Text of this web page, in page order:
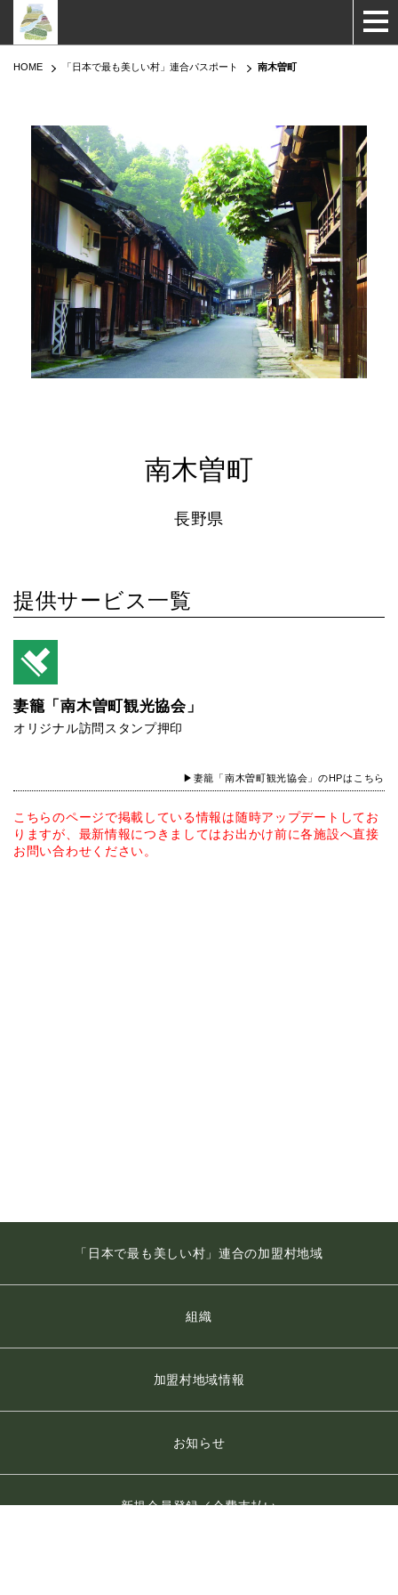
HOME 「日本で最も美しい村」連合パスポート 南木曽町
南木曽町
長野県
提供サービス一覧
妻籠「南木曽町観光協会」
オリジナル訪問スタンプ押印
▶妻籠「南木曽町観光協会」のHPはこちら
こちらのページで掲載している情報は随時アップデートしてお
りますが、 最新情報につきましてはお出かけ前に各施設へ直接
お問い合わせください。
「日本で最も美しい村」連合の加盟村地域
組織
加盟村地域情報
お知らせ
新規会員登録／会費支払い